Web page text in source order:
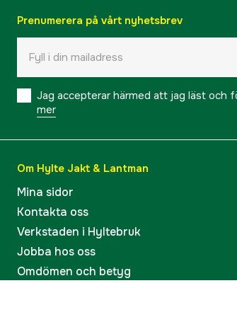
Prenumerera på vårt nyhetsbrev
Jag accepterar härmed att jag läst och
mer
Om Hylte Jakt & Lantman
Mina sidor
Kontakta oss
Verkstaden i Hyltebruk
Jobba hos oss
Omdömen och betyg